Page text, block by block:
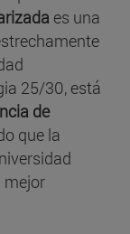
es una
25/30, está
de
que la
mejor